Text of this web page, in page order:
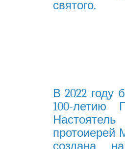
святого.
В 2022 году
100-летию
протоиерей
создана